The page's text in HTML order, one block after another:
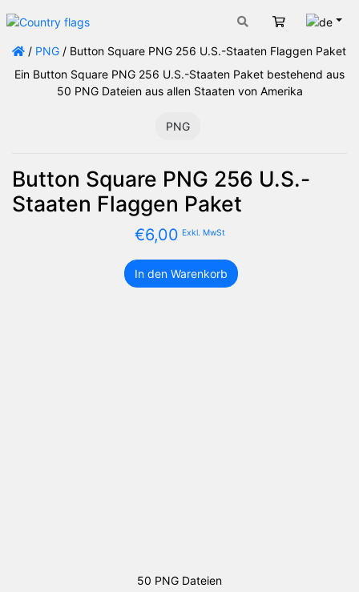
Warenkorb
/ PNG / Button Square PNG 256 U.S.-Staaten Flaggen Paket
Ein Button Square PNG 256 U.S.-Staaten Paket bestehend aus
50 PNG Dateien aus allen Staaten von Amerika
PNG
Button Square PNG 256 U.S.-
Staaten Flaggen Paket
€6,00 Exkl. MwSt
Button
In den Warenkorb
50 PNG Dateien